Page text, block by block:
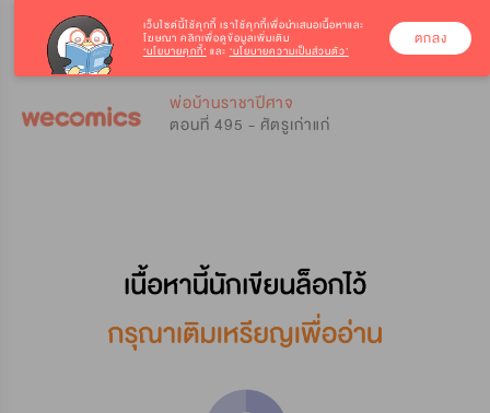
พ่อบ้านราชาปีศาจ
ตอนที่ 495 - ศัตรูเก่าแก่
เว็บไซต์นี้ใช้คุกกี้ เราใช้คุกกี้เพื่อนำเสนอเนื้อหาและ
โฆษณา คลิกเพื่อดูข้อมูลเพิ่มเติม
‘นโยบายคุกกี้’ และ ‘นโยบายความเป็นส่วนตัว’
ตกลง